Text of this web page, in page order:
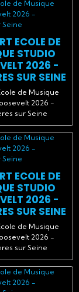
ECOLE DE
STUDIO
2026 -
SUR SEINE
de Musique
2026 -
sur Seine
ECOLE DE
STUDIO
2026 -
SUR SEINE
de Musique
2026 -
sur Seine